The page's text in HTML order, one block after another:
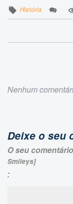
História
Nenhum
Deixe o seu
O seu comentário
Smileys]
: